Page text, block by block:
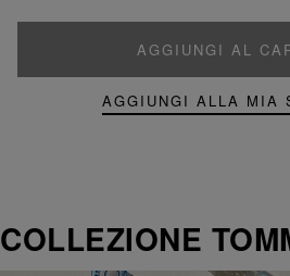
AGGIUNGI AL
AGGIUNGI ALLA MIA
COLLEZIONE